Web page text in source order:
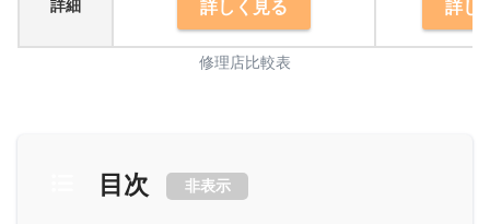
詳細 詳しく見る 詳し
修理店比較表
目次 非表示